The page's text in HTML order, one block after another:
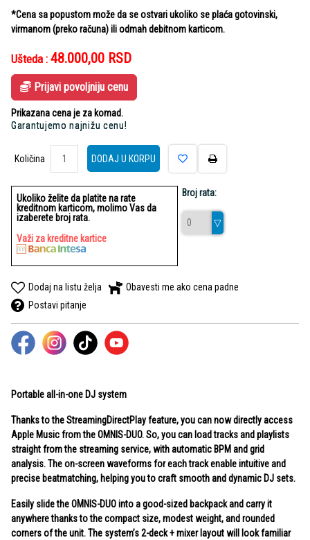
*Cena sa popustom može da se ostvari ukoliko se plaća gotovinski,
virmanom (preko računa) ili odmah debitnom karticom.
Ušteda : 48.000,00 RSD
Prijavi povoljniju cenu
Prikazana cena je za komad.
Garantujemo najnižu cenu!
Količina
Količina
DODAJ U KORPU
Ukoliko želite da platite na rate
kreditnom karticom, molimo Vas da
izaberete broj rata.
Važi za kreditne kartice
Broj rata:
Dodaj na listu želja
Obavesti me ako cena padne
Postavi pitanje
Portable all-in-one DJ system
Thanks to the StreamingDirectPlay feature, you can now directly access
Apple Music from the OMNIS-DUO. So, you can load tracks and playlists
straight from the streaming service, with automatic BPM and grid
analysis. The on-screen waveforms for each track enable intuitive and
precise beatmatching, helping you to craft smooth and dynamic DJ sets.
Easily slide the OMNIS-DUO into a good-sized backpack and carry it
anywhere thanks to the compact size, modest weight, and rounded
corners of the unit. The system’s 2-deck + mixer layout will look familiar